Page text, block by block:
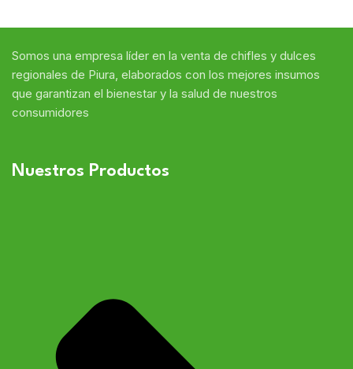
Somos una empresa líder en la venta de chifles y dulces
regionales de Piura, elaborados con los mejores insumos
que garantizan el bienestar y la salud de nuestros
consumidores
Nuestros Productos